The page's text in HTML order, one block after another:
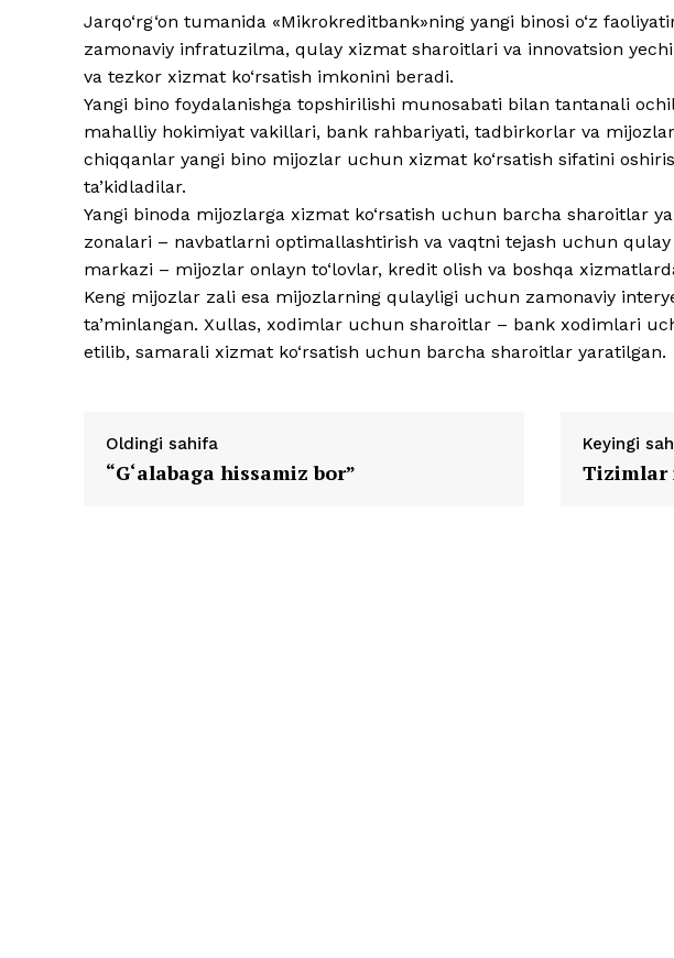
Jarqo‘rg‘on tumanida «Mikrokreditbank»ning yangi binosi o‘z
zamonaviy infratuzilma, qulay xizmat sharoitlari va innovatsion
va tezkor xizmat ko‘rsatish imkonini beradi.
Yangi bino foydalanishga topshirilishi munosabati bilan tantanali
mahalliy hokimiyat vakillari, bank rahbariyati, tadbirkorlar va
chiqqanlar yangi bino mijozlar uchun xizmat ko‘rsatish sifatini
ta’kidladilar.
Yangi binoda mijozlarga xizmat ko‘rsatish uchun barcha sharoitlar
zonalari – navbatlarni optimallashtirish va vaqtni tejash uchun
markazi – mijozlar onlayn to‘lovlar, kredit olish va boshqa
Keng mijozlar zali esa mijozlarning qulayligi uchun zamonaviy
ta’minlangan. Xullas, xodimlar uchun sharoitlar – bank xodimlari
etilib, samarali xizmat ko‘rsatish uchun barcha sharoitlar yaratilgan.
Oldingi sahifa
“G‘alabaga hissamiz bor”
Keyingi
Tizimlar